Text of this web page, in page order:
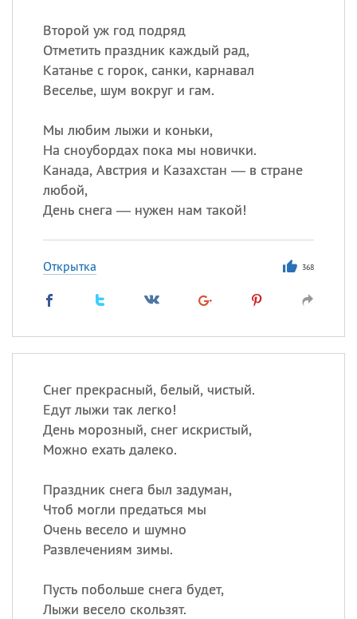
Второй уж год подряд
Отметить праздник каждый рад,
Катанье с горок, санки, карнавал
Веселье, шум вокруг и гам.
Мы любим лыжи и коньки,
На сноубордах пока мы новички.
Канада, Австрия и Казахстан — в стране
любой,
День снега — нужен нам такой!
Открытка 368
Снег прекрасный, белый, чистый.
Едут лыжи так легко!
День морозный, снег искристый,
Можно ехать далеко.
Праздник снега был задуман,
Чтоб могли предаться мы
Очень весело и шумно
Развлечениям зимы.
Пусть побольше снега будет,
Лыжи весело скользят.